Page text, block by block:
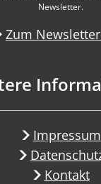
Newsletter.
Zum
Impressum
Kontakt